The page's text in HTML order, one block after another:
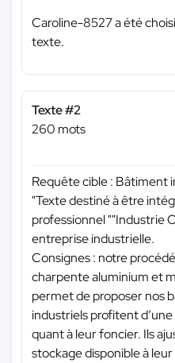
Caroline-8527 a été
texte.
Texte #2
260 mots
Requête cible : Bâtiment
"Texte destiné à être
professionnel ""Industrie
entreprise industrielle.
Consignes : notre
charpente aluminium et
permet de proposer nos
industriels profitent
quant à leur foncier. Ils
stockage disponible à